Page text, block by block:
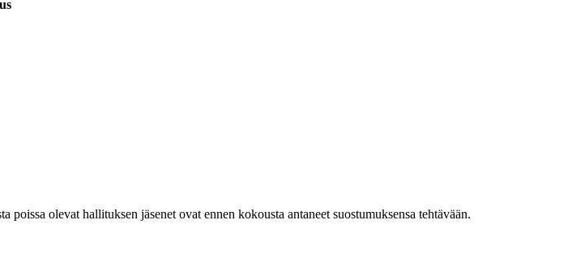
olevat hallituksen jäsenet ovat ennen kokousta antaneet suostumuksensa tehtävään.